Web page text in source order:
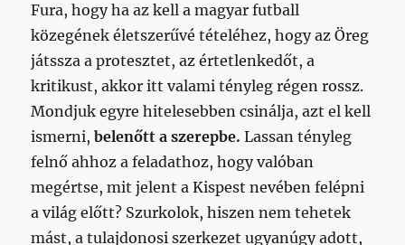
Fura, hogy ha az kell a magyar futball
közegének életszerűvé tételéhez, hogy az Öreg
játssza a protesztet, az értetlenkedőt, a
kritikust, akkor itt valami tényleg régen rossz.
Mondjuk egyre hitelesebben csinálja, azt el kell
ismerni,belenőtt a szerepbe.Lassan tényleg
felnő ahhoz a feladathoz, hogy valóban
megértse, mit jelent a Kispest nevében felépni
a világ előtt? Szurkolok, hiszen nem tehetek
mást, a tulajdonosi szerkezet ugyanúgy adott,